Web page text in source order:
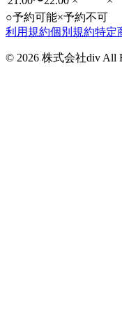
○予約可能×予約不可
利用規約個別規約特定
© 2026 株式会社div All